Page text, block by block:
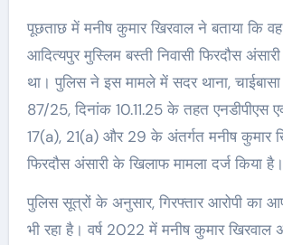
पूछताछ में मनीष कुमार खिरवाल ने बताया कि
आदित्यपुर मुस्लिम बस्ती निवासी फिरदौस
था। पुलिस ने इस मामले में सदर थाना,
87/25, दिनांक 10.11.25 के तहत एनडीपीएस
17(a), 21(a) और 29 के अंतर्गत मनीष कुमार
फिरदौस अंसारी के खिलाफ मामला दर्ज किया है।
पुलिस सूत्रों के अनुसार, गिरफ्तार आरोपी का
भी रहा है। वर्ष 2022 में मनीष कुमार खिरवाल